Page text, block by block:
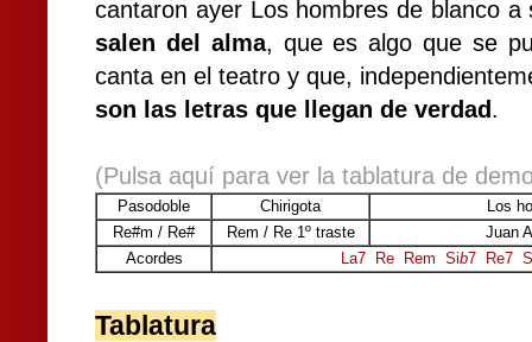
cantaron ayer Los hombres de blanco
salen del alma, que es algo que se
canta en el teatro y que,
son las letras que llegan de verdad.
(Pulsa aquí para ver la tablatura de
Pasodoble Chirigota
Los
Re#m / Re#
Rem / Re 1º traste
Juan
Acordes
La7 Re Rem Sib7 Re7
Tablatura